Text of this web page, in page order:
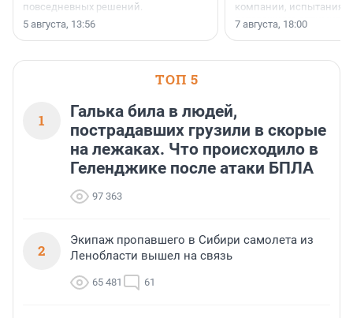
повседневных решений.
5 августа, 13:56
компании, испытаниях
осторожного
7 августа, 18:00
ТОП 5
1
Галька била в людей,
пострадавших грузили в скорые
на лежаках. Что происходило в
Геленджике после атаки БПЛА
97 363
2
Экипаж пропавшего в Сибири самолета из
Ленобласти вышел на связь
65 481 61